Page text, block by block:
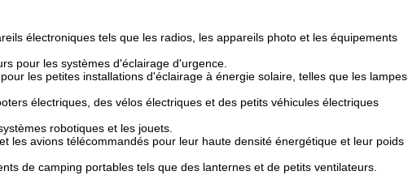
électroniques tels que les radios, les appareils photo et les équipements
pour les systèmes d'éclairage d'urgence.
les petites installations d'éclairage à énergie solaire, telles que les lampes
électriques, des vélos électriques et des petits véhicules électriques
robotiques et les jouets.
les avions télécommandés pour leur haute densité énergétique et leur poids
de camping portables tels que des lanternes et de petits ventilateurs.